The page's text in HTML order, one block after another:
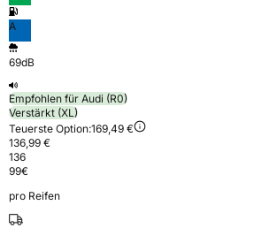
A
69dB
Empfohlen für Audi (R0)
Verstärkt (XL)
Teuerste Option:169,49 €
136,99 €
136
99€
pro Reifen